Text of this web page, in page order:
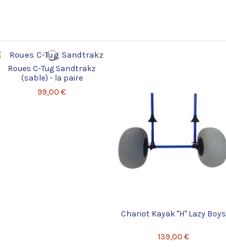
Roues C-Tug Sandtrakz
(sable) - la paire
99,00 €
Chariot Kayak "H" Lazy Boys
139,00 €